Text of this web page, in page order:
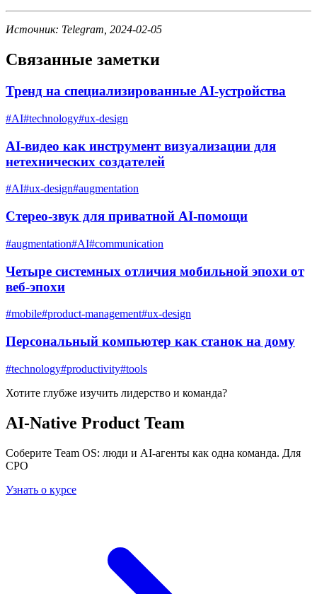
Источник: Telegram, 2024-02-05
Связанные заметки
Тренд на специализированные AI-устройства
#AI#technology#ux-design
AI-видео как инструмент визуализации для
нетехнических создателей
#AI#ux-design#augmentation
Стерео-звук для приватной AI-помощи
#augmentation#AI#communication
Четыре системных отличия мобильной эпохи от
веб-эпохи
#mobile#product-management#ux-design
Персональный компьютер как станок на дому
#technology#productivity#tools
Хотите глубже изучить лидерство и команда?
AI-Native Product Team
Соберите Team OS: люди и AI-агенты как одна команда. Для
CPO
Узнать о курсе